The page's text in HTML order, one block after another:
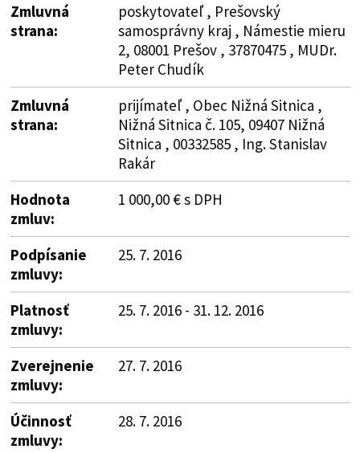
Zmluvná
strana:
poskytovateľ , Prešovský
samosprávny kraj , Námestie mieru
2, 08001 Prešov , 37870475 , MUDr.
Peter Chudík
Zmluvná
strana:
prijímateľ , Obec Nižná Sitnica ,
Nižná Sitnica č. 105, 09407 Nižná
Sitnica , 00332585 , Ing. Stanislav
Rakár
Hodnota
zmluv:
1 000,00 € s DPH
Podpísanie
zmluvy:
25. 7. 2016
Platnosť
zmluvy:
25. 7. 2016 - 31. 12. 2016
Zverejnenie
zmluvy:
27. 7. 2016
Účinnosť
zmluvy:
28. 7. 2016